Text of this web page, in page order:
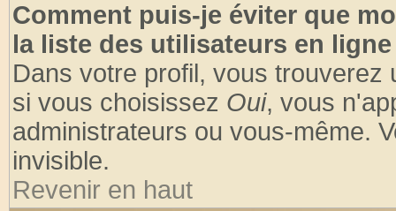
Comment puis-je éviter que
la liste des utilisateurs en
Dans votre profil, vous trouverez
si vous choisissez Oui, vous
administrateurs ou vous-même.
invisible.
Revenir en haut